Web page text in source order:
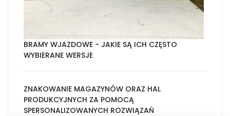
BRAMY WJAZDOWE - JAKIE SĄ ICH CZĘSTO
WYBIERANE WERSJE
ZNAKOWANIE MAGAZYNÓW ORAZ HAL
PRODUKCYJNYCH ZA POMOCĄ
SPERSONALIZOWANYCH ROZWIĄZAŃ